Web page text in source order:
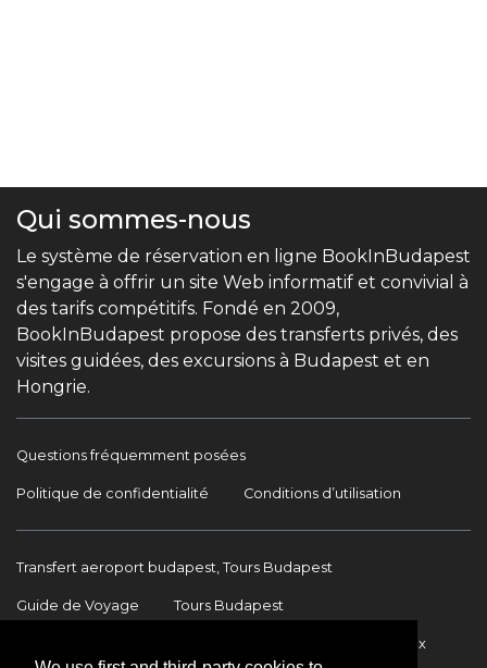
Qui sommes-nous
Le système de réservation en ligne BookInBudapest
s'engage à offrir un site Web informatif et convivial à
des tarifs compétitifs. Fondé en 2009,
BookInBudapest propose des transferts privés, des
visites guidées, des excursions à Budapest et en
Hongrie.
Questions fréquemment posées
Politique de confidentialité Conditions d’utilisation
Transfert aeroport budapest, Tours Budapest
Guide de Voyage Tours Budapest
Transferts internationaux